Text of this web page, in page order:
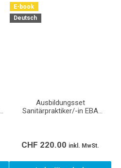
E-book
Deutsch
Ausbildungsset
Sanitärpraktiker/-in EBA
CHF 220.00 inkl. MwSt.